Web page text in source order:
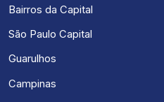
Bairros da Capital
São Paulo Capital
Guarulhos
Campinas